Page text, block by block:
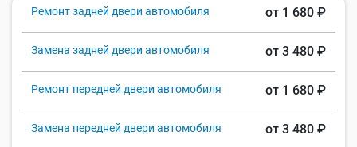
Ремонт задней двери автомобиля от 1 680 ₽
Замена задней двери автомобиля от 3 480 ₽
Ремонт передней двери автомобиля от 1 680 ₽
Замена передней двери автомобиля от 3 480 ₽